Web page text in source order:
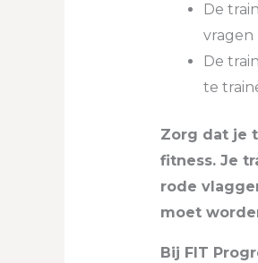
De
vragen
De
te
Zorg dat je
fitness. Je
rode
moet
Bij FIT